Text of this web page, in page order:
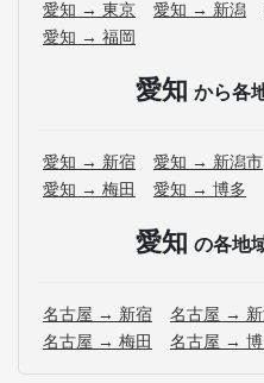
愛知 → 東京 愛知 → 新潟
愛知 → 福岡
愛知 から各
愛知 → 新宿 愛知 → 新潟市
愛知 → 梅田
愛知 → 博多
愛知 の各地
名古屋 → 新宿 名古屋 → 新
名古屋 → 梅田
名古屋 → 博